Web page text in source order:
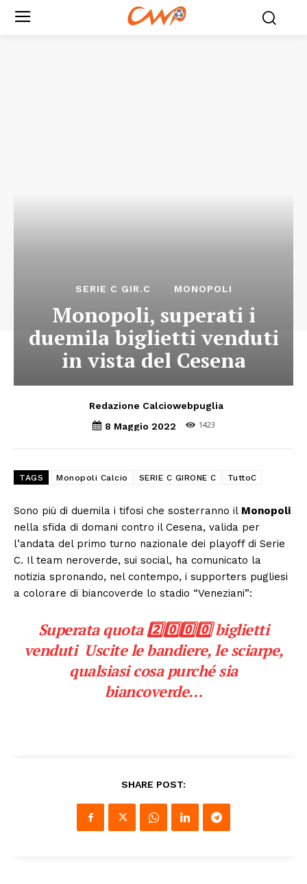
SERIE C GIR.C MONOPOLI
Monopoli, superati i
duemila biglietti venduti
in vista del Cesena
Redazione Calciowebpuglia
8 Maggio 2022
1423
TAGS Monopoli Calcio SERIE C GIRONE C TuttoC
Sono più di duemila i tifosi che sosterranno il Monopoli
nella sfida di domani contro il Cesena, valida per
l’andata del primo turno nazionale dei playoff di Serie
C. Il team neroverde, sui social, ha comunicato la
notizia spronando, nel contempo, i supporters pugliesi
a colorare di biancoverde lo stadio “Veneziani”:
Superata quota 2️⃣0️⃣0️⃣0️⃣ biglietti
venduti ️ Uscite le bandiere, le sciarpe,
qualsiasi cosa purché sia
biancoverde…
SHARE POST: